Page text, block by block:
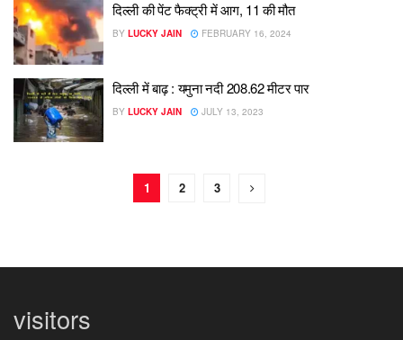
दिल्ली की पेंट फैक्ट्री में आग, 11 की मौत
BY LUCKY JAIN FEBRUARY 16, 2024
दिल्ली में बाढ़ : यमुना नदी 208.62 मीटर पार
BY LUCKY JAIN JULY 13, 2023
1 2 3
visitors